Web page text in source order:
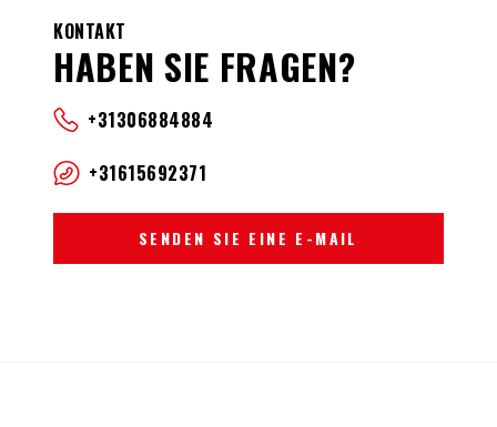
KONTAKT
HABEN SIE FRAGEN?
+31306884884
+31615692371
SENDEN SIE EINE E-MAIL